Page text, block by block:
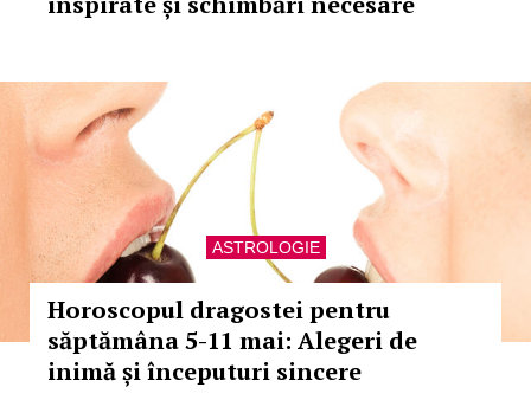
ASTROLOGIE
Horoscopul dragostei pentru
săptămâna 5-11 mai: Alegeri de
inimă și începuturi sincere